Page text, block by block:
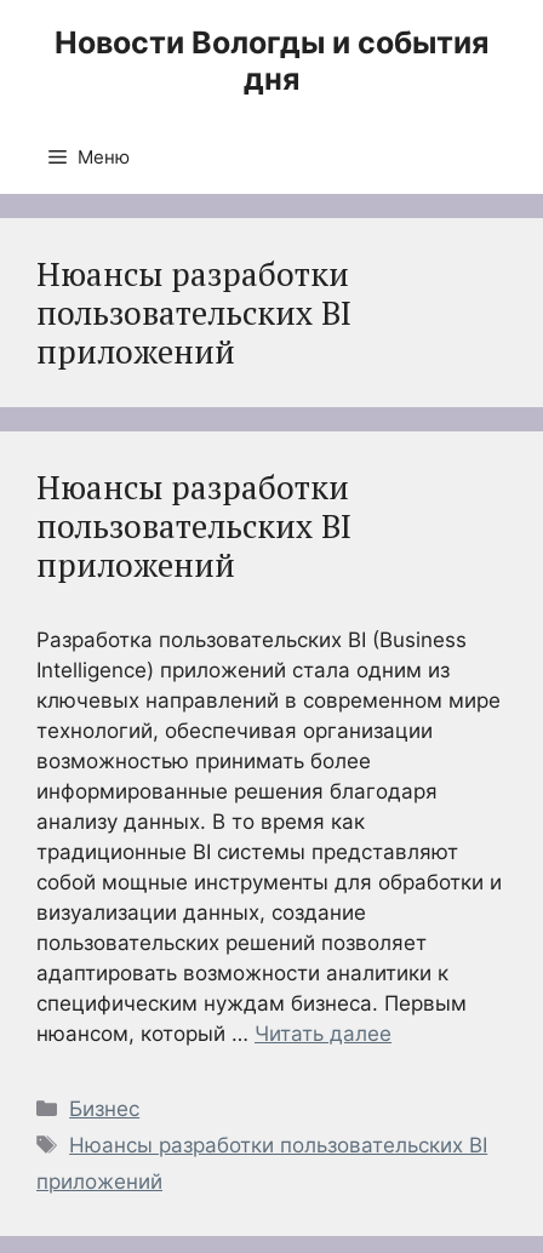
Новости Вологды и события
дня
Меню
Нюансы разработки
пользовательских BI
приложений
Нюансы разработки
пользовательских BI
приложений
Разработка пользовательских BI (Business
Intelligence) приложений стала одним из
ключевых направлений в современном мире
технологий, обеспечивая организации
возможностью принимать более
информированные решения благодаря
анализу данных. В то время как
традиционные BI системы представляют
собой мощные инструменты для обработки и
визуализации данных, создание
пользовательских решений позволяет
адаптировать возможности аналитики к
специфическим нуждам бизнеса. Первым
нюансом, который … Читать далее
Рубрики
Бизнес
Метки
Нюансы разработки пользовательских BI
приложений